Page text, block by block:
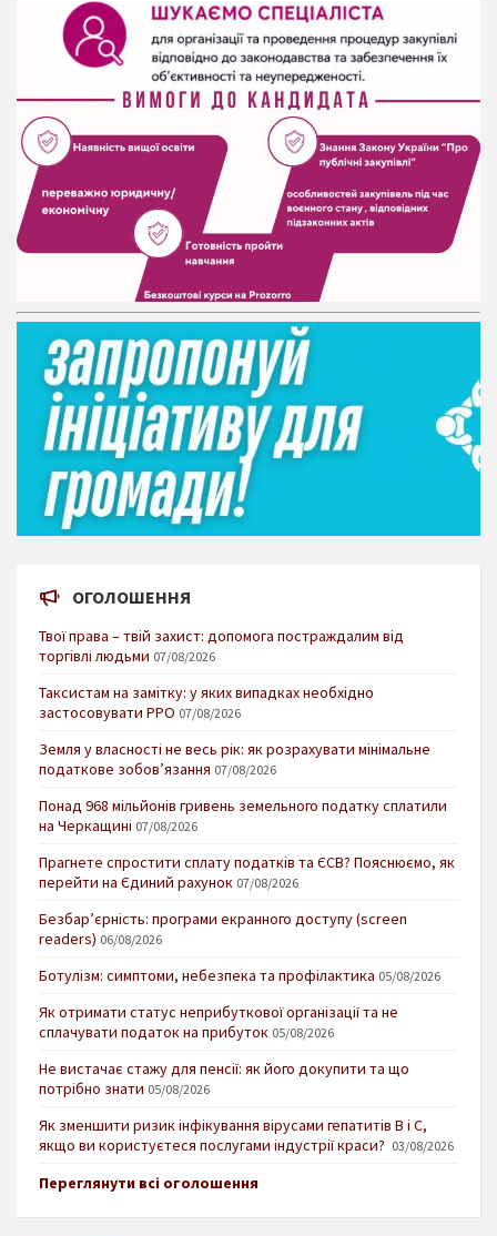
ОГОЛОШЕННЯ
Твої права – твій захист: допомога постраждалим від
торгівлі людьми 07/08/2026
Таксистам на замітку: у яких випадках необхідно
застосовувати РРО 07/08/2026
Земля у власності не весь рік: як розрахувати мінімальне
податкове зобов’язання 07/08/2026
Понад 968 мільйонів гривень земельного податку сплатили
на Черкащині 07/08/2026
Прагнете спростити сплату податків та ЄСВ? Пояснюємо, як
перейти на Єдиний рахунок 07/08/2026
Безбар’єрність: програми екранного доступу (screen
readers) 06/08/2026
Ботулізм: симптоми, небезпека та профілактика 05/08/2026
Як отримати статус неприбуткової організації та не
сплачувати податок на прибуток 05/08/2026
Не вистачає стажу для пенсії: як його докупити та що
потрібно знати 05/08/2026
Як зменшити ризик інфікування вірусами гепатитів В і С,
якщо ви користуєтеся послугами індустрії краси? 03/08/2026
Переглянути всі оголошення